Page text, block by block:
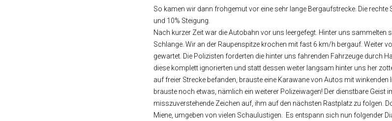
So kamen wir dann frohgemut vor eine sehr lange Bergaufstrecke. Die
und 10% Steigung.
Nach kurzer Zeit war die Autobahn vor uns leergefegt. Hinter uns sammelten
Schlange. Wir an der Raupenspitze krochen mit fast 6 km/h bergauf. Weiter
gewartet. Die Polizisten forderten die hinter uns fahrenden Fahrzeuge durch
diese komplett ignorierten und statt dessen weiter langsam hinter uns her
auf freier Strecke befanden, brauste eine Karawane von Autos mit
brauste noch etwas, nämlich ein weiterer Polizeiwagen! Der dienstbare Geist
misszuverstehende Zeichen auf, ihm auf den nächsten Rastplatz zu folgen.
Miene, umgeben von vielen Schaulustigen. Es entspann sich nun folgender